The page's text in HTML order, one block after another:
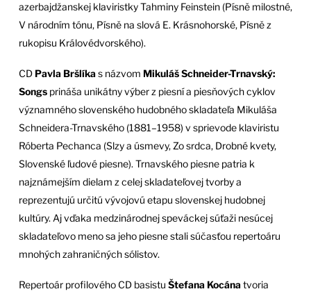
azerbajdžanskej klaviristky Tahminy Feinstein (Písně milostné,
V národním tónu, Písně na slová E. Krásnohorské, Písně z
rukopisu Královédvorského).
CD Pavla Bršlíkas názvom Mikuláš Schneider-Trnavský:
Songsprináša unikátny výber z piesní a piesňových cyklov
významného slovenského hudobného skladateľa Mikuláša
Schneidera-Trnavského (1881–1958) v sprievode klaviristu
Róberta Pechanca (Slzy a úsmevy, Zo srdca, Drobné kvety,
Slovenské ľudové piesne). Trnavského piesne patria k
najznámejším dielam z celej skladateľovej tvorby a
reprezentujú určitú vývojovú etapu slovenskej hudobnej
kultúry. Aj vďaka medzinárodnej speváckej súťaži nesúcej
skladateľovo meno sa jeho piesne stali súčasťou repertoáru
mnohých zahraničných sólistov.
Repertoár profilového CD basistu Štefana Kocánatvoria